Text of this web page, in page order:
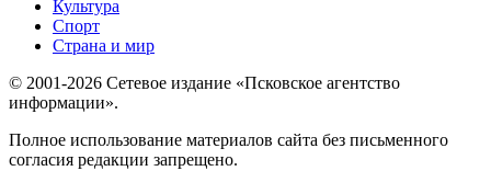
Культура
Спорт
Страна и мир
© 2001-2026 Сетевое издание «Псковское агентство
информации».
Полное использование материалов сайта без письменного
согласия редакции запрещено.